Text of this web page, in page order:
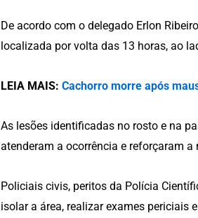
De acordo com o delegado Erlon
localizada por volta das 13 horas, ao
LEIA MAIS: Cachorro morre após
As lesões identificadas no rosto e na
atenderam a ocorrência e reforçaram
Policiais civis, peritos da Polícia
isolar a área, realizar exames periciais